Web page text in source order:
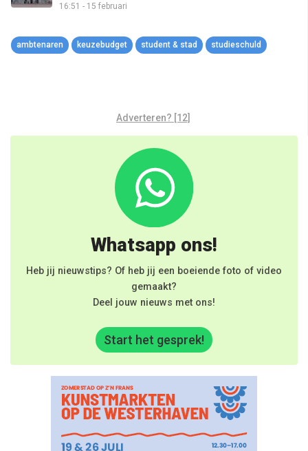
aflossen DUO-schuld
16:51 - 15 februari
ambtenaren keuzebudget student & stad studieschuld
Adverteren? [12]
Whatsapp ons!
Heb jij nieuwstips? Of heb jij een boeiende foto of video
gemaakt?
Deel jouw nieuws met ons!
Start het gesprek!